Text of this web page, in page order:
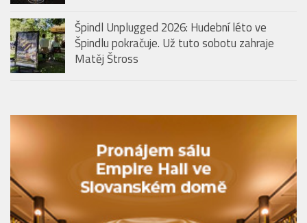
Špindl Unplugged 2026: Hudební léto ve
Špindlu pokračuje. Už tuto sobotu zahraje
Matěj Štross